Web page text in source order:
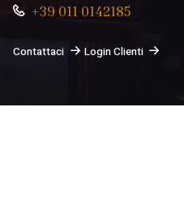
+39 011 0142185
Contattaci Login Clienti